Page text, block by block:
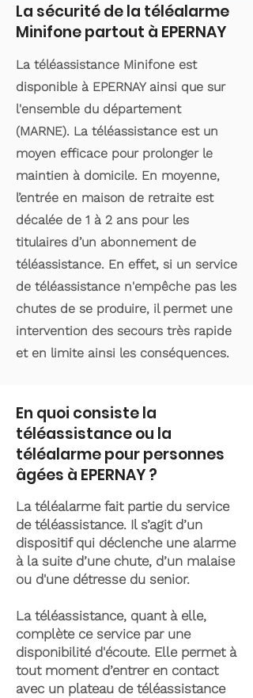
La sécurité de la téléalarme
Minifone partout à EPERNAY
La téléassistance Minifone est
disponible à EPERNAY ainsi que sur
l'ensemble du département
(MARNE). La téléassistance est un
moyen efficace pour prolonger le
maintien à domicile. En moyenne,
l’entrée en maison de retraite est
décalée de 1 à 2 ans pour les
titulaires d’un abonnement de
téléassistance. En effet, si un service
de téléassistance n'empêche pas les
chutes de se produire, il permet une
intervention des secours très rapide
et en limite ainsi les conséquences.
En quoi consiste la
téléassistance ou la
téléalarme pour personnes
âgées à EPERNAY ?
La téléalarme fait partie du service
de téléassistance. Il s’agit d’un
dispositif qui déclenche une alarme
à la suite d’une chute, d’un malaise
ou d'une détresse du senior.
La téléassistance, quant à elle,
complète ce service par une
disponibilité d'écoute. Elle permet à
tout moment d’entrer en contact
avec un plateau de téléassistance